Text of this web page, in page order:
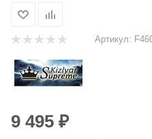
Артикул:
9 495 ₽